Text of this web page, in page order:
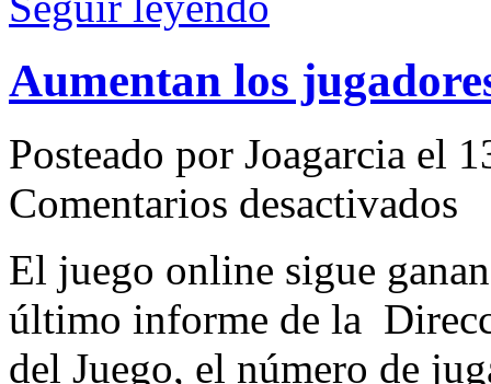
Aumentan los
Posteado por Joagarcia el
Comentarios desactivados
en
El juego online sigue
último informe de la
del Juego, el número de